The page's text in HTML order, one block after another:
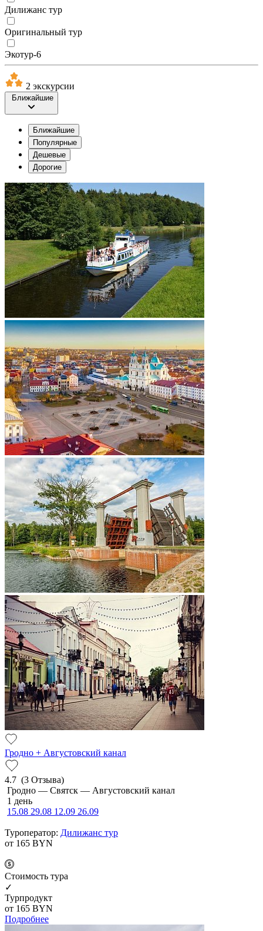
Дилижанс тур
Оригинальный тур
Экотур-6
2 экскурсии
Ближайшие
Ближайшие
Популярные
Дешевые
Дорогие
Гродно + Августовский канал
4.7 (3 Отзыва)
Гродно — Святск — Августовский канал
1 день
15.08 29.08 12.09 26.09
Туроператор: Дилижанс тур
от 165 BYN
Cтоимость тура
✓
Турпродукт
от 165 BYN
Подробнее